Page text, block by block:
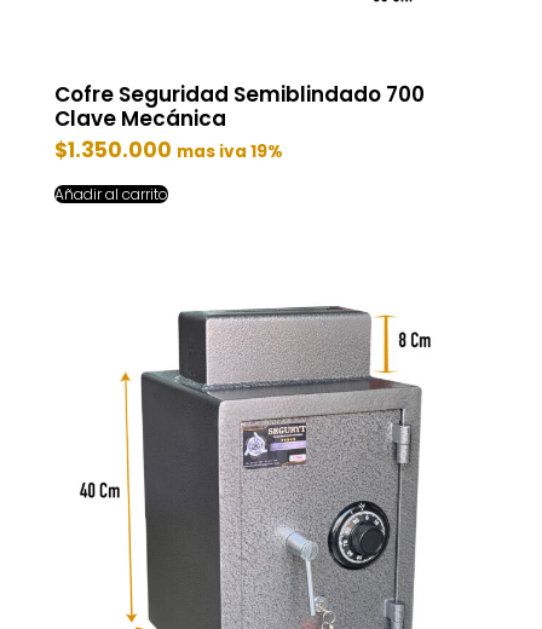
Cofre Seguridad Semiblindado 700
Clave Mecánica
$1.350.000 mas iva 19%
Añadir al carrito